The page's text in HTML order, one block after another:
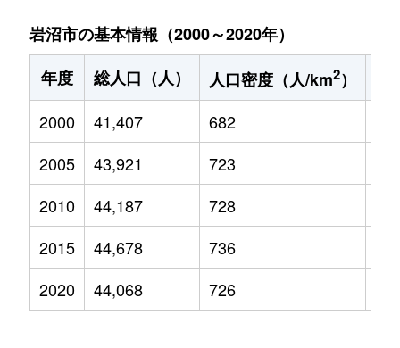
岩沼市の基本情報（2000～2020年）
年度
総人口（人） 人口密度（人/km2）
2000
41,407 682
2005
43,921 723
2010
44,187 728
2015
44,678 736
2020
44,068 726